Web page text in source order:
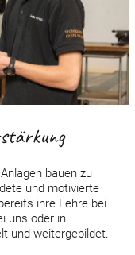
bauen zu
und motivierte
ihre Lehre bei
uns oder in
und weitergebildet.